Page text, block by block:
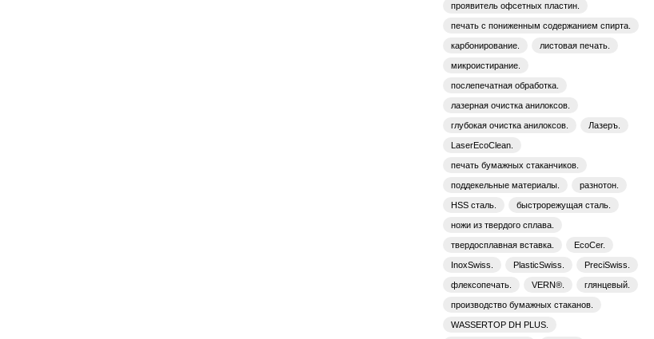
проявитель офсетных пластин.
печать с пониженным содержанием спирта.
карбонирование. листовая печать.
микроистирание.
послепечатная обработка.
лазерная очистка анилоксов.
глубокая очистка анилоксов. Лазеръ.
LaserEcoClean.
печать бумажных стаканчиков.
поддекельные материалы. разнотон.
HSS сталь. быстрорежущая сталь.
ножи из твердого сплава.
твердосплавная вставка. EcoCer.
InoxSwiss. PlasticSwiss. PreciSwiss.
флексопечать. VERN®. глянцевый.
производство бумажных стаканов.
WASSERTOP DH PLUS.